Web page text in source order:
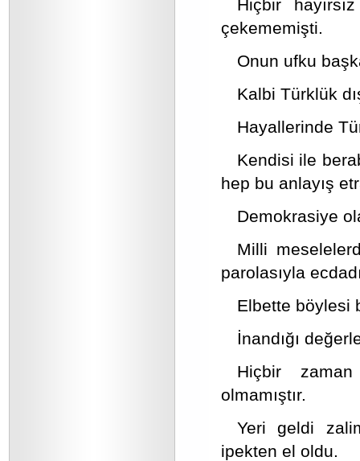
Hiçbir
çekememişti.
Onun ufku
Kalbi Türklük
Hayallerinde
Kendisi ile
hep bu anlayış
Demokrasiye
Milli
parolasıyla
Elbette böylesi
İnandığı
Hiçbir zaman
olmamıştır.
Yeri geldi
ipekten el oldu.